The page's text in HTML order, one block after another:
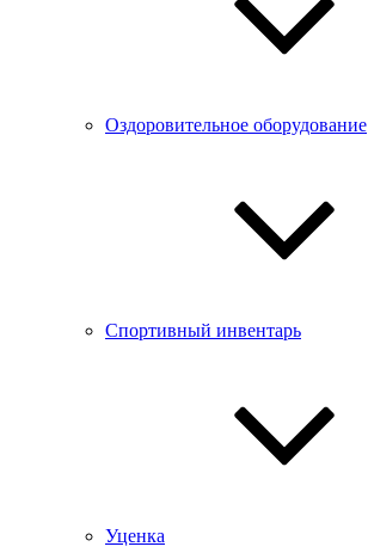
Оздоровительное оборудование
Спортивный инвентарь
Уценка